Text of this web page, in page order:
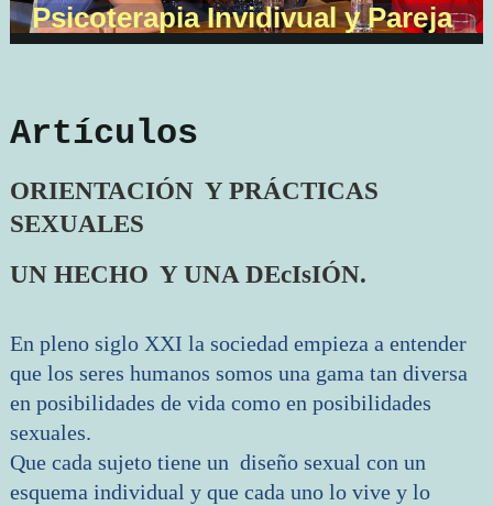
Psicoterapia Invidivual y Pareja
Artículos
ORIENTACIÓN Y PRÁCTICAS
SEXUALES
UN HECHO Y UNA DEcIsIÓN.
En pleno siglo XXI la sociedad empieza a entender
que los seres humanos somos una gama tan diversa
en posibilidades de vida como en posibilidades
sexuales.
Que cada sujeto tiene un diseño sexual con un
esquema individual y que cada uno lo vive y lo